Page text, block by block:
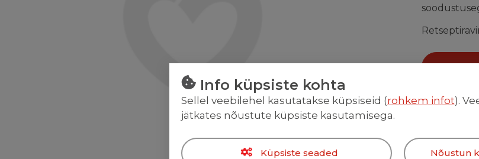
Info küpsiste kohta
Sellel veebilehel kasutatakse küpsiseid (rohkem infot).
jätkates nõustute küpsiste kasutamisega.
Küpsiste seaded Nõustun